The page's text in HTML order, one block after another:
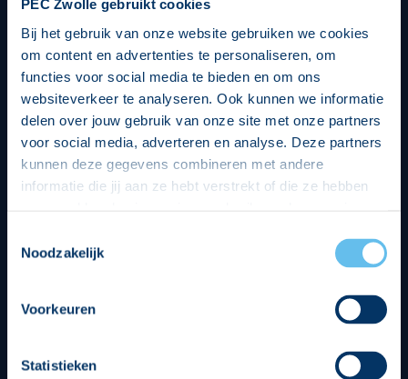
PEC Zwolle gebruikt cookies
Bij het gebruik van onze website gebruiken we cookies
om content en advertenties te personaliseren, om
functies voor social media te bieden en om ons
websiteverkeer te analyseren. Ook kunnen we informatie
delen over jouw gebruik van onze site met onze partners
voor social media, adverteren en analyse. Deze partners
kunnen deze gegevens combineren met andere
informatie die jij aan ze hebt verstrekt of die ze hebben
op een veilige en integere wijze. Je kunt je toestemming
beheren op de privacy- en cookieverklaring pagina.
Noodzakelijk
Voorkeuren
Statistieken